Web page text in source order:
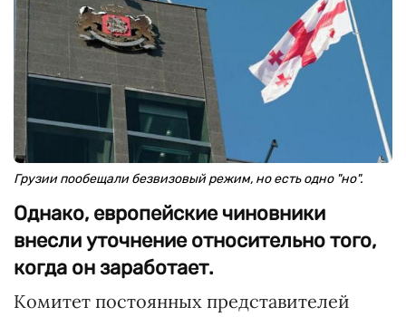
Грузии пообещали безвизовый режим, но есть одно "но".
Однако, европейские чиновники
внесли уточнение относительно того,
когда он заработает.
Комитет постоянных представителей